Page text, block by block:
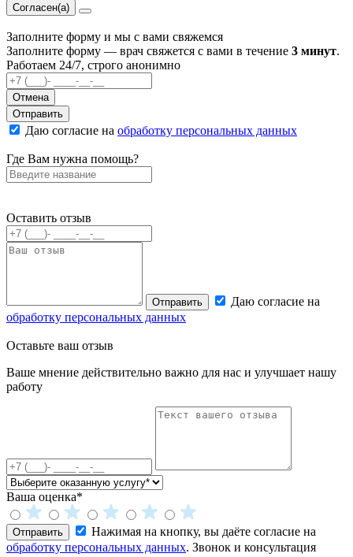
Согласен(а)
Заполните форму и мы с вами свяжемся
Заполните форму — врач свяжется с вами в течение 3 минут.
Работаем 24/7, строго анонимно
Отмена
Отправить
Даю согласие на обработку персональных данных
Где Вам нужна помощь?
Оставить отзыв
Отправить
Даю согласие на
обработку персональных данных
Оставьте ваш отзыв
Ваше мнение действительно важно для нас и улучшает нашу
работу
Ваша оценка*
Отправить
Нажимая на кнопку, вы даёте согласие на
обработку персональных данных. Звонок и консультация